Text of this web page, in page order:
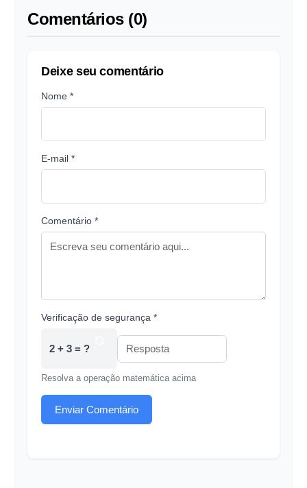
Comentários (0)
Deixe seu comentário
Nome *
E-mail *
Comentário *
Verificação de segurança *
2 + 3 = ?
Resolva a operação matemática acima
Enviar Comentário